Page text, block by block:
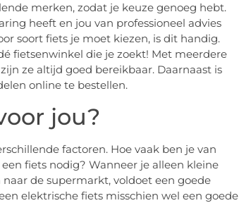
merken, zodat je keuze genoeg hebt.
heeft en jou van professioneel advies
soort fiets je moet kiezen, is dit handig.
fietsenwinkel die je zoekt! Met meerdere
ze altijd goed bereikbaar. Daarnaast is
online te bestellen.
jou?
factoren. Hoe vaak ben je van
fiets nodig? Wanneer je alleen kleine
de supermarkt, voldoet een goede
elektrische fiets misschien wel een goede